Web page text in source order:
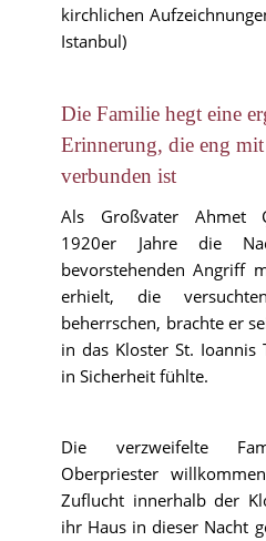
kirchlichen
Istanbul)
Die Familie hegt eine
Erinnerung, die eng
verbunden ist
Als Großvater Ahmet
1920er Jahre die
bevorstehenden Angriff
erhielt, die
beherrschen, brachte er
in das Kloster St. Ioannis
in Sicherheit fühlte.
Die verzweifelte
Oberpriester
Zuflucht innerhalb der
ihr Haus in dieser Nacht